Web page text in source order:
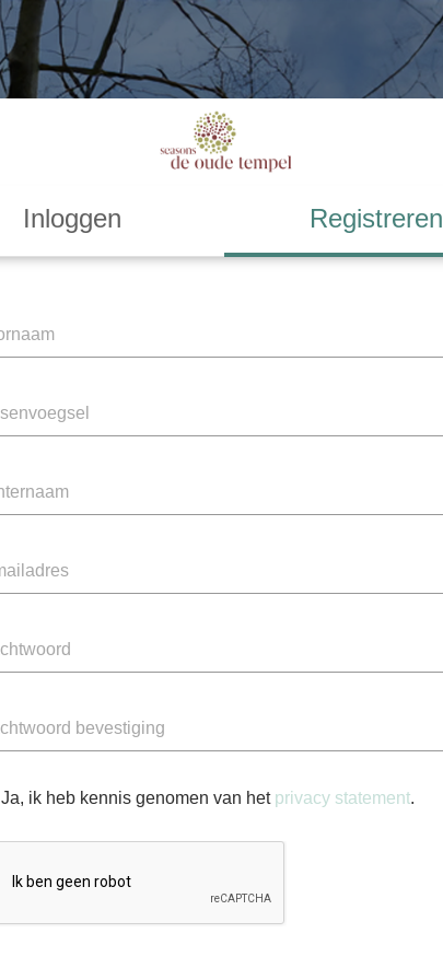
Inloggen Registreren
Ja, ik heb kennis genomen van het privacy statement.